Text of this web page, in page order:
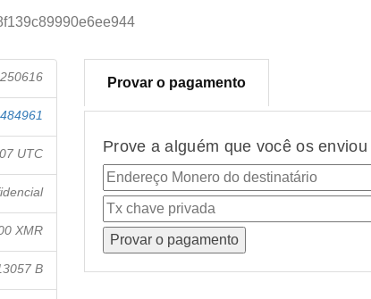
UTC
XMR
B
Provar o pagamento
Prove a alguém que você os